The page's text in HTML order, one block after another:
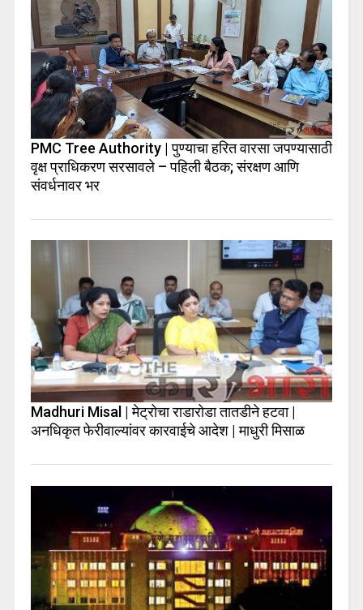
PMC Tree Authority | पुण्याचा हरित वारसा जपण्यासाठी
वृक्ष प्राधिकरण सरसावले – पहिली बैठक; संरक्षण आणि
संवर्धनावर भर
Madhuri Misal | मेट्रोचा राडारोडा तातडीने हटवा |
अनधिकृत फेरीवाल्यांवर कारवाईचे आदेश | माधुरी मिसाळ